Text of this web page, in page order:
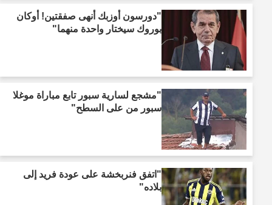
"دورسون أوزبك أنهى صفقتين! أوكان
بوروك سيختار واحدة منهما"
"مشجع لسارية سبور تابع مباراة موغلا
سبور من على السطح"
"اتفق فنربخشة على عودة فريد إلى
بلاده"